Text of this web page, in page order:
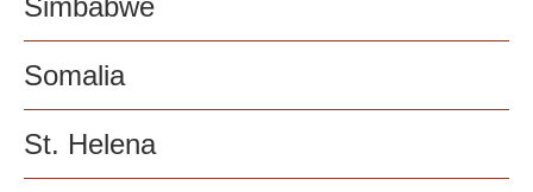
Simbabwe
Somalia
St. Helena